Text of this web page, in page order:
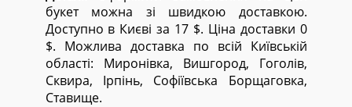
букет можна зі швидкою доставкою.
Доступно в Києві за 17 $. Ціна доставки 0
$. Можлива доставка по всій Київській
області: Миронівка, Вишгород, Гоголів,
Сквира, Ірпінь, Софіївська Борщаговка,
Ставище.